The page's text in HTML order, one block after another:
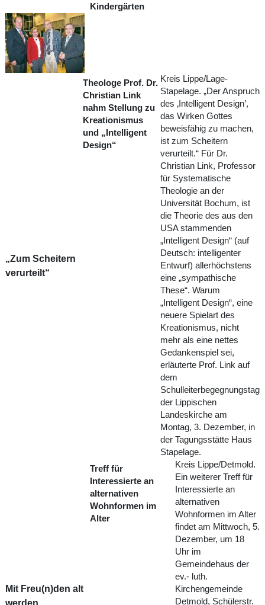
Kindergärten
„Zum Scheitern
verurteilt“
Theologe Prof. Dr.
Christian Link
nahm Stellung zu
Kreationismus
und „Intelligent
Design“
Kreis Lippe/Lage-
Stapelage. „Der Anspruch
des ‚Intelligent Design’,
das Wirken Gottes
beweisfähig zu machen,
ist zum Scheitern
verurteilt.“ Für Dr.
Christian Link, Professor
für Systematische
Theologie an der
Universität Bochum, ist
die Theorie des aus den
USA stammenden
„Intelligent Design“ (auf
Deutsch: intelligenter
Entwurf) allerhöchstens
eine „sympathische
These“. Warum
„Intelligent Design“, eine
neuere Spielart des
Kreationismus, nicht
mehr als eine nettes
Gedankenspiel sei,
erläuterte Prof. Link auf
dem
Schulleiterbegegnungstag
der Lippischen
Landeskirche am
Montag, 3. Dezember, in
der Tagungsstätte Haus
Stapelage.
Mit Freu(n)den alt
werden
Treff für
Interessierte an
alternativen
Wohnformen im
Alter
Kreis Lippe/Detmold.
Ein weiterer Treff für
Interessierte an
alternativen
Wohnformen im Alter
findet am Mittwoch, 5.
Dezember, um 18
Uhr im
Gemeindehaus der
ev.- luth.
Kirchengemeinde
Detmold, Schülerstr.